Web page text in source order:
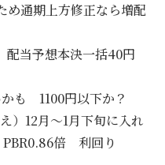
め通期上方修正なら増配
当予想本決一括40円
も 1100円以下か？
）12月～1月下旬に入れ
倍 利回り